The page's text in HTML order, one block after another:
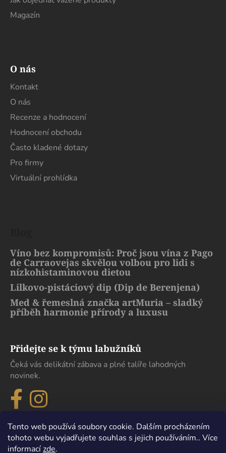
Tento web používá soubory cookie. Dalším procházením
tohoto webu vyjadřujete souhlas s jejich používáním.. Více
informacízde.
Magazín
O nás
Kontakt
O nás
Recenze a hodnocení
Hodnocení obchodu
Často kladené dotazy
Pro firmy
Virtuální prohlídka
Víno bez kompromisů: Proč jsou vína z Pago
de Carraovejas skvělou volbou pro lidi s
nízkohistaminovou dietou
Lilkovo-pistáciový dip (Dip de Berenjena)
Med & řemeslná značka artMuria – sladký
příběh harmonie přírody a luxusu
Přidejte se k týmu labužníků
Čeká vás delikátní zábava a plné talíře lahodných
novinek.